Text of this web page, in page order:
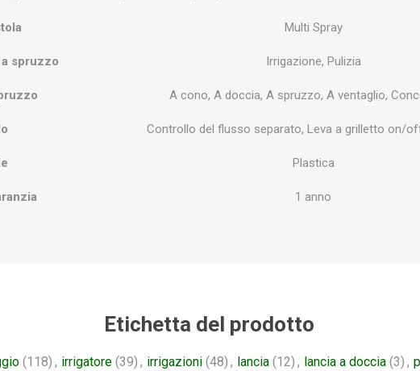
Multi Spray
spruzzo Irrigazione, Pulizia
A cono, A doccia, A spruzzo, A ventaglio,
Controllo del flusso separato, Leva a grilletto on/
Plastica
1 anno
Etichetta del prodotto
(118) , irrigatore (39) , irrigazioni (48) , lancia (12) , lancia a doccia (3) ,